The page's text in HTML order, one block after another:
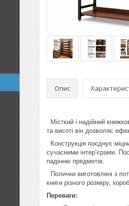
Опис
Місткий і надійний
та висоті він дозволяє
Конструкція поєднує
сучасними інтер’єрами.
падінню предметів.
Полички виготовлені з
книги різного розміру,
Переваги: